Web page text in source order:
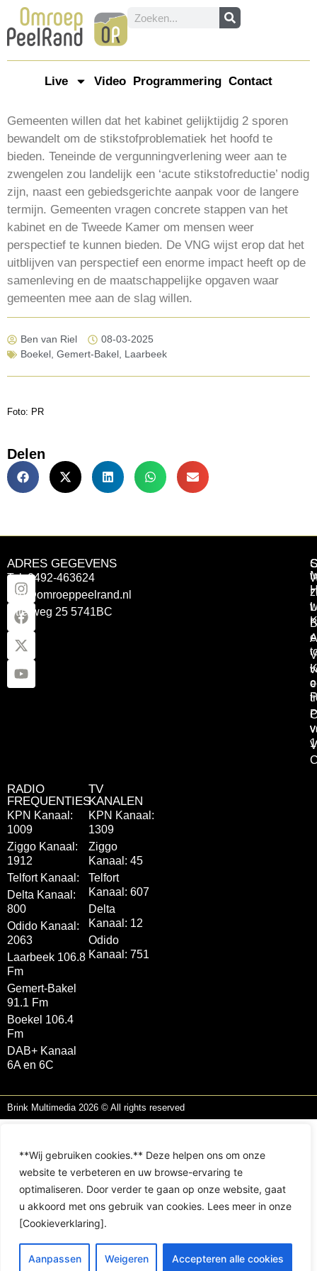
**Wij gebruiken cookies.** Deze helpen ons om onze
website te verbeteren en uw browse-ervaring te
optimaliseren. Door verder te gaan op onze website, gaat
u akkoord met ons gebruik van cookies. Lees meer in onze
[Cookieverklaring].
Aanpassen Weigeren Accepteren alle cookies
Live Video Programmering Contact
Gemeenten willen dat het kabinet gelijktijdig 2 sporen
bewandelt om de stikstofproblematiek het hoofd te
bieden. Teneinde de vergunningverlening weer aan te
zwengelen zou landelijk een ‘acute stikstofreductie’ nodig
zijn, naast een gebiedsgerichte aanpak voor de langere
termijn. Gemeenten vragen concrete stappen van het
kabinet en de Tweede Kamer om mensen weer
perspectief te kunnen bieden. De VNG wijst erop dat het
uitblijven van perspectief een enorme impact heeft op de
samenleving en de maatschappelijke opgaven waar
gemeenten mee aan de slag willen.
Ben van Riel
08-03-2025
Boekel, Gemert-Bakel, Laarbeek
Foto: PR
Delen
ADRES GEGEVENS
Tel: 0492-463624
info@omroeppeelrand.nl
Otterweg 25 5741BC
RADIO
FREQUENTIES
KPN Kanaal:
1009
Ziggo Kanaal:
1912
Telfort Kanaal:
Delta Kanaal:
800
Odido Kanaal:
2063
Laarbeek 106.8
Fm
Gemert-Bakel
91.1 Fm
Boekel 106.4
Fm
DAB+ Kanaal
6A en 6C
TV
KANALEN
KPN Kanaal:
1309
Ziggo
Kanaal: 45
Telfort
Kanaal: 607
Delta
Kanaal: 12
Odido
Kanaal: 751
Brink Multimedia 2026 © All rights reserved